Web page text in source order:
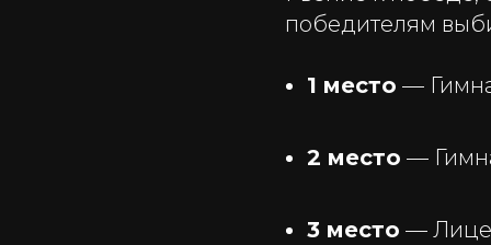
победителям
1 место —
2 место —
3 место —